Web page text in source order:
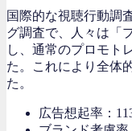
国際的な視聴行動調
グ調査で、人々は「
し、通常のプロモト
た。これにより全体
た。
広告想起率：